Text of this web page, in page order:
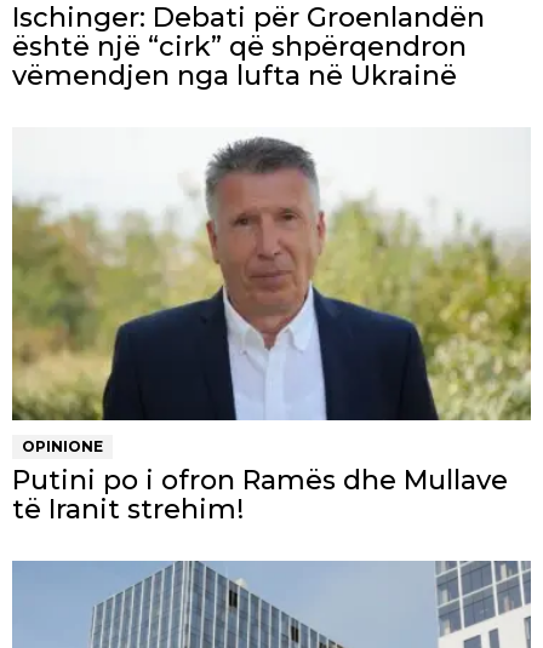
Ischinger: Debati për Groenlandën
është një “cirk” që shpërqendron
vëmendjen nga lufta në Ukrainë
OPINIONE
Putini po i ofron Ramës dhe Mullave
të Iranit strehim!